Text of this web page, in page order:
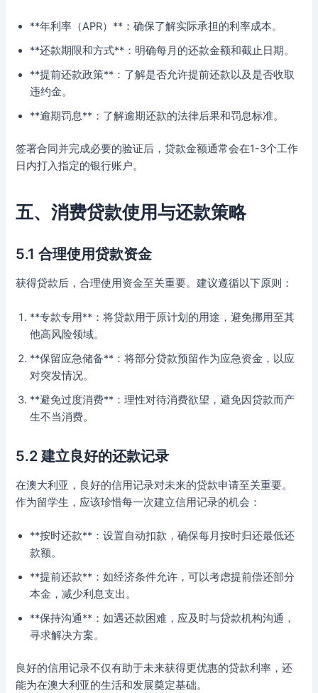
**年利率（APR）**：确保了解实际承担的利率成本。
**还款期限和方式**：明确每月的还款金额和截止日期。
**提前还款政策**：了解是否允许提前还款以及是否收取
违约金。
**逾期罚息**：了解逾期还款的法律后果和罚息标准。
签署合同并完成必要的验证后，贷款金额通常会在1-3个工作
日内打入指定的银行账户。
五、消费贷款使用与还款策略
5.1 合理使用贷款资金
获得贷款后，合理使用资金至关重要。建议遵循以下原则：
**专款专用**：将贷款用于原计划的用途，避免挪用至其
他高风险领域。
**保留应急储备**：将部分贷款预留作为应急资金，以应
对突发情况。
**避免过度消费**：理性对待消费欲望，避免因贷款而产
生不当消费。
5.2 建立良好的还款记录
在澳大利亚，良好的信用记录对未来的贷款申请至关重要。
作为留学生，应该珍惜每一次建立信用记录的机会：
**按时还款**：设置自动扣款，确保每月按时归还最低还
款额。
**提前还款**：如经济条件允许，可以考虑提前偿还部分
本金，减少利息支出。
**保持沟通**：如遇还款困难，应及时与贷款机构沟通，
寻求解决方案。
良好的信用记录不仅有助于未来获得更优惠的贷款利率，还
能为在澳大利亚的生活和发展奠定基础。